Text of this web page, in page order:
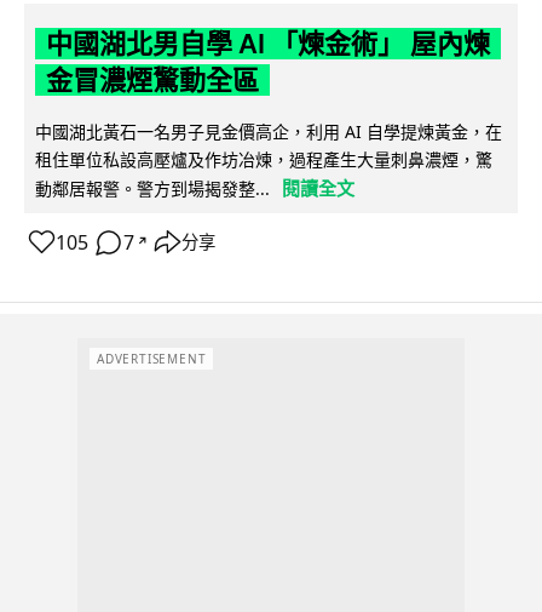
中國湖北男自學 AI 「煉金術」 屋內煉
金冒濃煙驚動全區
中國湖北黃石一名男子見金價高企，利用 AI 自學提煉黃金，在
租住單位私設高壓爐及作坊冶煉，過程產生大量刺鼻濃煙，驚
動鄰居報警。警方到場揭發整...
閱讀全文
105 7 ↗ 分享
ADVERTISEMENT